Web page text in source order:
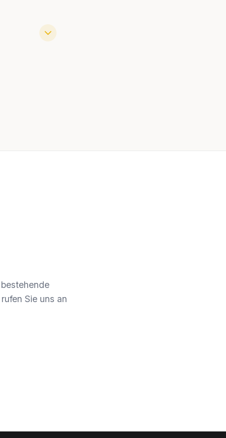
Sie uns an